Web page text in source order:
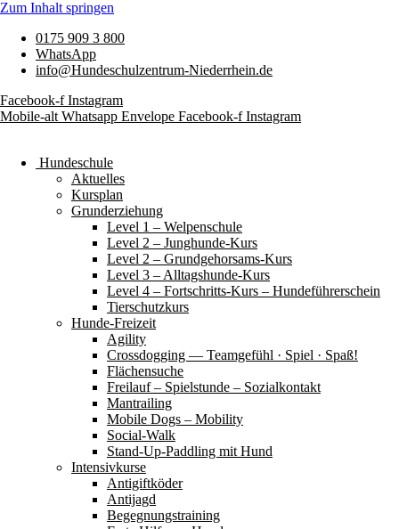
Zum Inhalt springen
0175 909 3 800
WhatsApp
info@Hundeschulzentrum-Niederrhein.de
Facebook-f Instagram
Mobile-alt Whatsapp Envelope Facebook-f Instagram
Hundeschule
Aktuelles
Kursplan
Grunderziehung
Level 1 – Welpenschule
Level 2 – Junghunde-Kurs
Level 2 – Grundgehorsams-Kurs
Level 3 – Alltagshunde-Kurs
Level 4 – Fortschritts-Kurs – Hundeführerschein
Tierschutzkurs
Hunde-Freizeit
Agility
Crossdogging — Teamgefühl · Spiel · Spaß!
Flächensuche
Freilauf – Spielstunde – Sozialkontakt
Mantrailing
Mobile Dogs – Mobility
Social-Walk
Stand-Up-Paddling mit Hund
Intensivkurse
Antigiftköder
Antijagd
Begegnungstraining